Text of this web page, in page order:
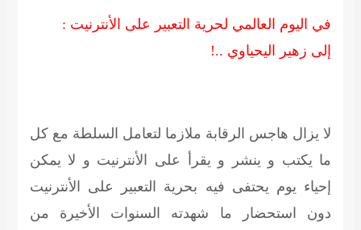
في اليوم العالمي لحرية التعبير على الأنترنيت :
إلى زهير اليحياوي ..!
لا يزال هاجس الرقابة ملازما لتعامل السلطة مع كل
ما يكتب و ينشر و يقرأ على الأنترنيت و لا يمكن
إحياء يوم يحتفى فيه بحرية التعبير على الأنترنيت
دون استحضار ما شهدته السنوات الأخيرة من